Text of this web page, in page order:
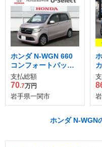
ホンダ N-WGN 660
コンフォートパッケ
ージ
支払総額
70.7万円
岩手県一関市
ホンダ N-WGN